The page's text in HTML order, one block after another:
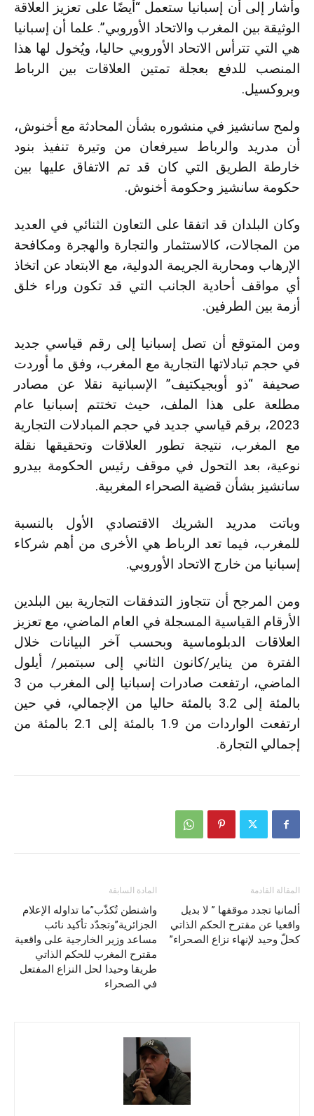
وأشار إلى أن إسبانيا ستعمل “أيضًا على تعزيز العلاقة
الوثيقة بين المغرب والاتحاد الأوروبي”. علما أن إسبانيا
هي التي تترأس الاتحاد الأوروبي حاليا، ويُخول لها هذا
المنصب للدفع بعجلة تمتين العلاقات بين الرباط
وبروكسيل.
ولمح سانشيز في منشوره بشأن المحادثة مع أخنوش،
أن مدريد والرباط سيرفعان من وتيرة تنفيذ بنود
خارطة الطريق التي كان قد تم الاتفاق عليها بين
حكومة سانشيز وحكومة أخنوش.
وكان البلدان قد اتفقا على التعاون الثنائي في العديد
من المجالات، كالاستثمار والتجارة والهجرة ومكافحة
الإرهاب ومحاربة الجريمة الدولية، مع الابتعاد عن اتخاذ
أي مواقف أحادية الجانب التي قد تكون وراء خلق
أزمة بين الطرفين.
ومن المتوقع أن تصل إسبانيا إلى رقم قياسي جديد
في حجم تبادلاتها التجارية مع المغرب، وفق ما أوردت
صحيفة “ذو أوبجيكتيف” الإسبانية نقلا عن مصادر
مطلعة على هذا الملف، حيث تختتم إسبانيا عام
2023، برقم قياسي جديد في حجم المبادلات التجارية
مع المغرب، نتيجة تطور العلاقات وتحقيقها نقلة
نوعية، بعد التحول في موقف رئيس الحكومة بيدرو
سانشيز بشأن قضية الصحراء المغربية.
وباتت مدريد الشريك الاقتصادي الأول بالنسبة
للمغرب، فيما تعد الرباط هي الأخرى من أهم شركاء
إسبانيا من خارج الاتحاد الأوروبي.
ومن المرجح أن تتجاوز التدفقات التجارية بين البلدين
الأرقام القياسية المسجلة في العام الماضي، مع تعزيز
العلاقات الدبلوماسية وبحسب آخر البيانات خلال
الفترة من يناير/كانون الثاني إلى سبتمبر/ أيلول
الماضي، ارتفعت صادرات إسبانيا إلى المغرب من 3
بالمئة إلى 3.2 بالمئة حاليا من الإجمالي، في حين
ارتفعت الواردات من 1.9 بالمئة إلى 2.1 بالمئة من
إجمالي التجارة.
المادة السابقة
واشنطن تُكذّب”ما تداوله الإعلام
الجزائرية”وتجدّد تأكيد نائب
مساعد وزير الخارجية على واقعية
مقترح المغرب للحكم الذاتي
طريقا وحيدا لحل النزاع المفتعل
في الصحراء
المقالة القادمة
ألمانيا تجدد موقفها ” لا بديل
واقعيا عن مقترح الحكم الذاتي
كحلّ وحيد لإنهاء نزاع الصحراء”